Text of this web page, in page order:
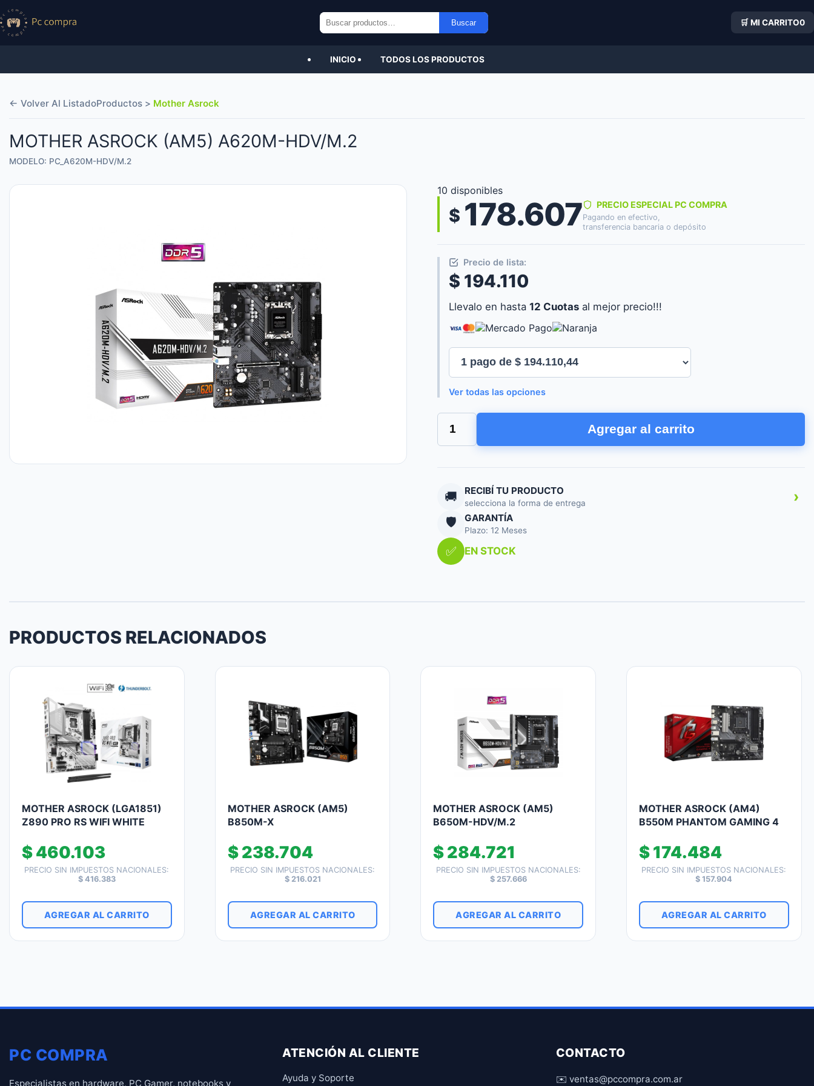
Buscar
por:
Buscar 🛒 MI CARRITO0
INICIO TODOS LOS PRODUCTOS
← Volver Al ListadoProductos > Mother Asrock
MOTHER ASROCK (AM5) A620M-HDV/M.2
MODELO: PC_A620M-HDV/M.2
10 disponibles
$ 178.607 PRECIO ESPECIAL PC COMPRA
Pagando en efectivo,
transferencia bancaria o depósito
Precio de lista:
$ 194.110
Llevalo en hasta 12 Cuotas al mejor precio!!!
Ver todas las opciones
MOTHER
ASROCK
(AM5)
Agregar al carrito
🚚 RECIBÍ TU PRODUCTO
selecciona la forma de entrega ›
🛡️ GARANTÍA
Plazo: 12 Meses
✅ EN STOCK
PRODUCTOS RELACIONADOS
MOTHER ASROCK (LGA1851)
Z890 PRO RS WIFI WHITE
$460.103
PRECIO SIN IMPUESTOS NACIONALES:
$416.383
AGREGAR AL CARRITO
MOTHER ASROCK (AM5)
B850M-X
$238.704
PRECIO SIN IMPUESTOS NACIONALES:
$216.021
AGREGAR AL CARRITO
MOTHER ASROCK (AM5)
B650M-HDV/M.2
$284.721
PRECIO SIN IMPUESTOS NACIONALES:
$257.666
AGREGAR AL CARRITO
MOTHER ASROCK (AM4)
B550M PHANTOM GAMING 4
$174.484
PRECIO SIN IMPUESTOS NACIONALES:
$ 157.904
AGREGAR AL CARRITO
PC COMPRA
Especialistas en hardware, PC Gamer, notebooks y
ATENCIÓN AL CLIENTE
Ayuda y Soporte
CONTACTO
✉️ ventas@pccompra.com.ar